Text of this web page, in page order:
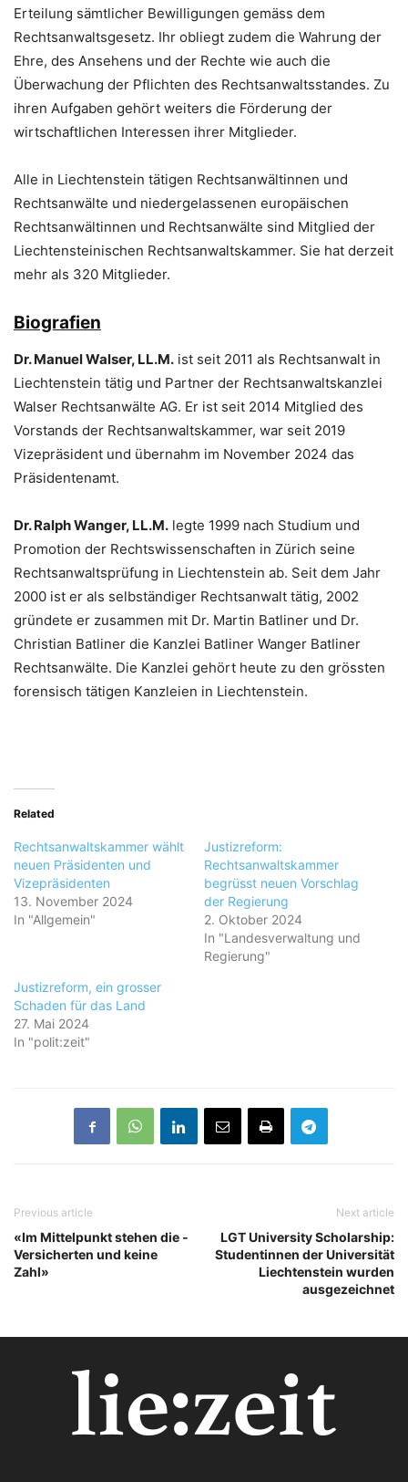
Erteilung sämtlicher Bewilligungen gemäss dem
Rechtsanwaltsgesetz. Ihr obliegt zudem die Wahrung der
Ehre, des Ansehens und der Rechte wie auch die
Überwachung der Pflichten des Rechtsanwaltsstandes. Zu
ihren Aufgaben gehört weiters die Förderung der
wirtschaftlichen Interessen ihrer Mitglieder.
Alle in Liechtenstein tätigen Rechtsanwältinnen und
Rechtsanwälte und niedergelassenen europäischen
Rechtsanwältinnen und Rechtsanwälte sind Mitglied der
Liechtensteinischen Rechtsanwaltskammer. Sie hat derzeit
mehr als 320 Mitglieder.
Biografien
Dr. Manuel Walser, LL.M. ist seit 2011 als Rechtsanwalt in
Liechtenstein tätig und Partner der Rechtsanwaltskanzlei
Walser Rechtsanwälte AG. Er ist seit 2014 Mitglied des
Vorstands der Rechtsanwaltskammer, war seit 2019
Vizepräsident und übernahm im November 2024 das
Präsidentenamt.
Dr. Ralph Wanger, LL.M. legte 1999 nach Studium und
Promotion der Rechtswissenschaften in Zürich seine
Rechtsanwaltsprüfung in Liechtenstein ab. Seit dem Jahr
2000 ist er als selbständiger Rechtsanwalt tätig, 2002
gründete er zusammen mit Dr. Martin Batliner und Dr.
Christian Batliner die Kanzlei Batliner Wanger Batliner
Rechtsanwälte. Die Kanzlei gehört heute zu den grössten
forensisch tätigen Kanzleien in Liechtenstein.
Related
Rechtsanwaltskammer wählt
neuen Präsidenten und
Vizepräsidenten
13. November 2024
In "Allgemein"
Justizreform:
Rechtsanwaltskammer
begrüsst neuen Vorschlag
der Regierung
2. Oktober 2024
In "Landesverwaltung und
Regierung"
Justizreform, ein grosser
Schaden für das Land
27. Mai 2024
In "polit:zeit"
Previous article
«Im Mittelpunkt stehen die ­
Versicherten und keine
Zahl»
Next article
LGT University Scholarship:
Studentinnen der Universität
Liechtenstein wurden
ausgezeichnet